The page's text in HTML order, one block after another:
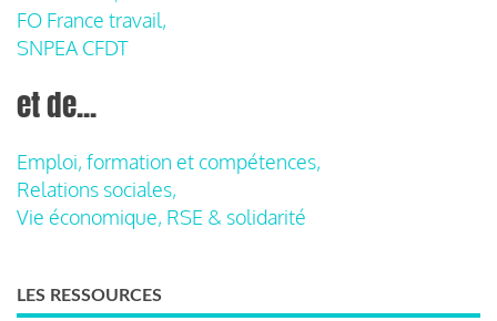
FO France travail,
SNPEA CFDT
et de...
Emploi, formation et compétences,
Relations sociales,
Vie économique, RSE & solidarité
LES RESSOURCES